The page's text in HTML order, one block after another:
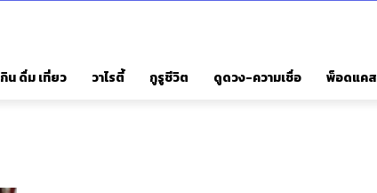
กิน ดื่ม เที่ยว วาไรตี้ กูรูชีวิต ดูดวง-ความเชื่อ พ็อดแคส